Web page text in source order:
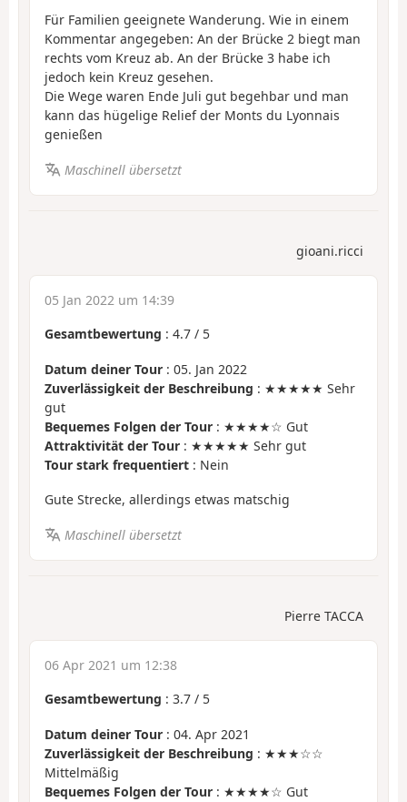
Für Familien geeignete Wanderung. Wie in einem
Kommentar angegeben: An der Brücke 2 biegt man
rechts vom Kreuz ab. An der Brücke 3 habe ich
jedoch kein Kreuz gesehen.
Die Wege waren Ende Juli gut begehbar und man
kann das hügelige Relief der Monts du Lyonnais
genießen
Maschinell übersetzt
gioani.ricci
05 Jan 2022 um 14:39
Gesamtbewertung : 4.7 / 5
Datum deiner Tour : 05. Jan 2022
Zuverlässigkeit der Beschreibung : ★★★★★ Sehr
gut
Bequemes Folgen der Tour : ★★★★☆ Gut
Attraktivität der Tour : ★★★★★ Sehr gut
Tour stark frequentiert : Nein
Gute Strecke, allerdings etwas matschig
Maschinell übersetzt
Pierre TACCA
06 Apr 2021 um 12:38
Gesamtbewertung : 3.7 / 5
Datum deiner Tour : 04. Apr 2021
Zuverlässigkeit der Beschreibung : ★★★☆☆
Mittelmäßig
Bequemes Folgen der Tour : ★★★★☆ Gut